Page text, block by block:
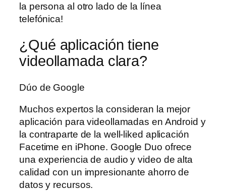
la persona al otro lado de la línea
telefónica!
¿Qué aplicación tiene
videollamada clara?
Dúo de Google
Muchos expertos la consideran la mejor
aplicación para videollamadas en Android y
la contraparte de la well-liked aplicación
Facetime en iPhone. Google Duo ofrece
una experiencia de audio y video de alta
calidad con un impresionante ahorro de
datos y recursos.